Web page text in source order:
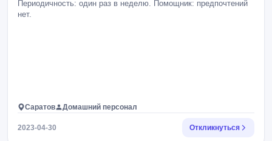
Периодичность: один раз в неделю. Помощник: предпочтений
нет.
Саратов Домашний персонал
2023-04-30 Откликнуться